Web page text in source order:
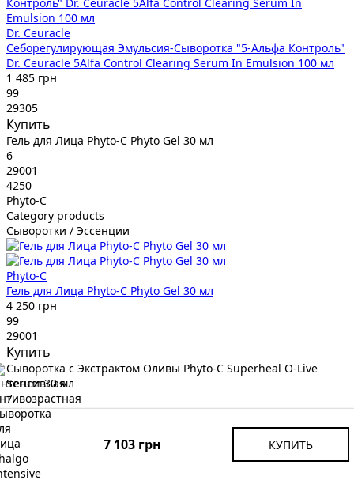
7 103 грн КУПИТЬ
Dr. Ceuracle
Себорегулирующая Эмульсия-Сыворотка "5-Альфа Контроль"
Dr. Ceuracle 5Alfa Control Clearing Serum In Emulsion 100 мл
1 485 грн
99
29305
Купить
Гель для Лица Phyto-C Phyto Gel 30 мл
6
29001
4250
Phyto-C
Category products
Сыворотки / Эссенции
Phyto-C
Гель для Лица Phyto-C Phyto Gel 30 мл
4 250 грн
99
29001
Купить
Сыворотка с Экстрактом Оливы Phyto-C Superheal O-Live
Serum 30 мл
7
29014
6655
Phyto-C
Category products
Сыворотки / Эссенции